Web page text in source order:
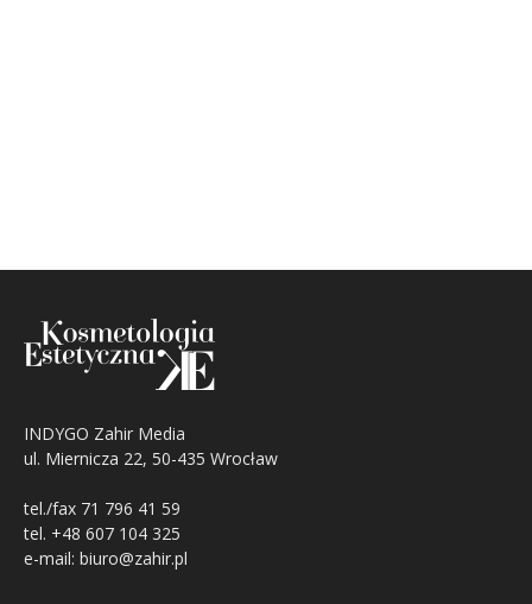
INDYGO Zahir Media
ul. Miernicza 22, 50-435 Wrocław
tel./fax 71 796 41 59
tel. +48 607 104 325
e-mail: biuro@zahir.pl